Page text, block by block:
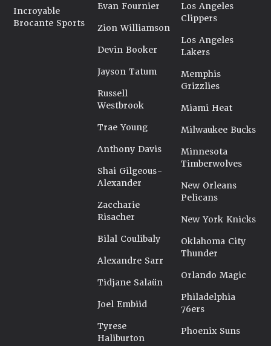
Incroyable
Brocante Sports
Evan Fournier
Zion Williamson
Devin Booker
Jayson Tatum
Russell
Westbrook
Trae Young
Anthony Davis
Shai Gilgeous-
Alexander
Zaccharie
Risacher
Bilal Coulibaly
Alexandre Sarr
Tidjane Salaün
Joel Embiid
Tyrese
Haliburton
Los Angeles
Clippers
Los Angeles
Lakers
Memphis
Grizzlies
Miami Heat
Milwaukee Bucks
Minnesota
Timberwolves
New Orleans
Pelicans
New York Knicks
Oklahoma City
Thunder
Orlando Magic
Philadelphia
76ers
Phoenix Suns